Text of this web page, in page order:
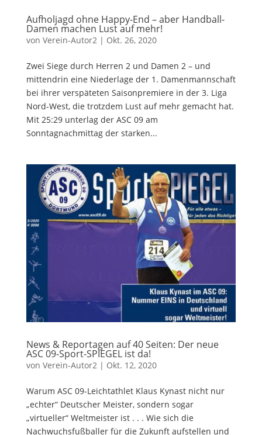
Aufholjagd ohne Happy-End – aber Handball-
Damen machen Lust auf mehr!
von Verein-Autor2| Okt. 26, 2020
Zwei Siege durch Herren 2 und Damen 2 – und
mittendrin eine Niederlage der 1. Damenmannschaft
bei ihrer verspäteten Saisonpremiere in der 3. Liga
Nord-West, die trotzdem Lust auf mehr gemacht hat.
Mit 25:29 unterlag der ASC 09 am
Sonntagnachmittag der starken...
News & Reportagen auf 40 Seiten: Der neue
ASC 09-Sport-SPIEGEL ist da!
von Verein-Autor2| Okt. 12, 2020
Warum ASC 09-Leichtathlet Klaus Kynast nicht nur
„echter“ Deutscher Meister, sondern sogar
„virtueller“ Weltmeister ist . . . Wie sich die
Nachwuchsfußballer für die Zukunft aufstellen und